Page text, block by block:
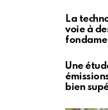
La
voie à
Une
bien